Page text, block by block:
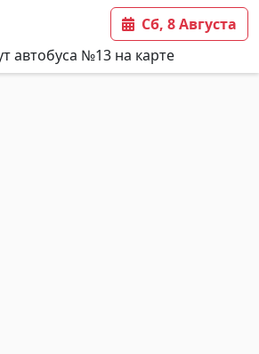
автобуса №13 на карте
Сб, 8 Августа